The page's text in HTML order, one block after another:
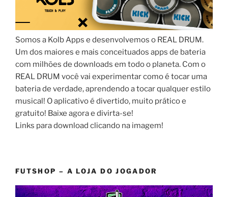
Somos a Kolb Apps e desenvolvemos o REAL DRUM.
Um dos maiores e mais conceituados apps de bateria
com milhões de downloads em todo o planeta. Com o
REAL DRUM você vai experimentar como é tocar uma
bateria de verdade, aprendendo a tocar qualquer estilo
musical! O aplicativo é divertido, muito prático e
gratuito! Baixe agora e divirta-se!
Links para download clicando na imagem!
FUTSHOP – A LOJA DO JOGADOR